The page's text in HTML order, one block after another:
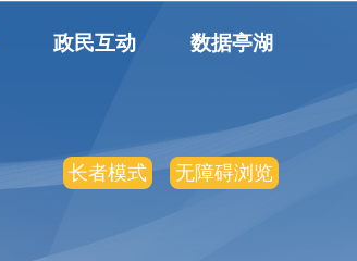
政民互动 数据亭湖
长者模式 无障碍浏览